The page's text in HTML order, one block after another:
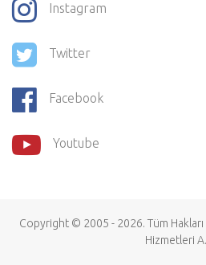
Instagram
Twitter
Facebook
Youtube
Copyright © 2005 - 2026. Tüm Hakları
Hizmetleri